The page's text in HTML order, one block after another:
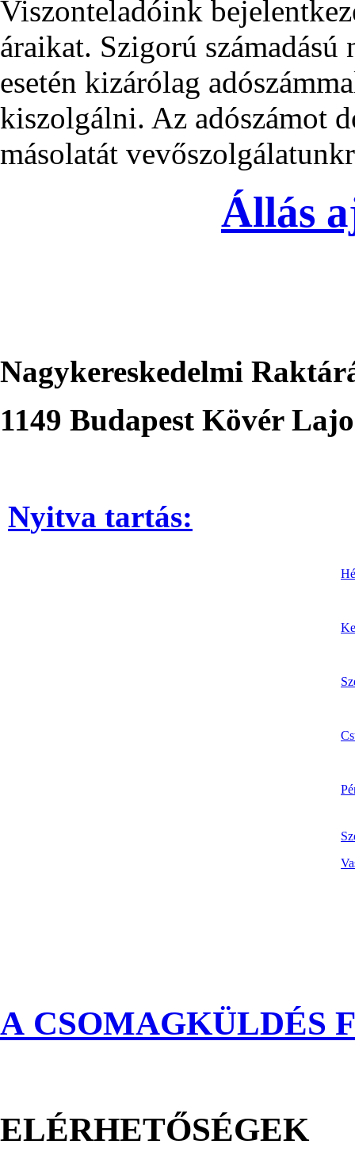
Viszonteladóink
áraikat. Szigorú
esetén kizárólag
kiszolgálni. Az adószámot
másolatát
Állás
Nagykereskedelmi
1149 Budapest Kövér
Nyitva tartás:
A CSOMAGKÜLDÉS
ELÉRHETŐSÉGEK